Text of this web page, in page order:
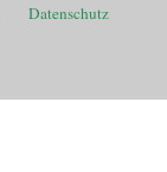
Datenschutz